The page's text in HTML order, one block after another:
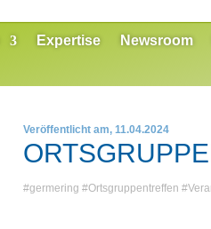
Expertise Newsroom
Veröffentlicht am, 11.04.2024
#germering #Ortsgruppentreffen #